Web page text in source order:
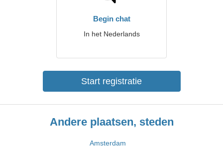
Begin chat
In het Nederlands
Start registratie
Andere plaatsen, steden
Amsterdam